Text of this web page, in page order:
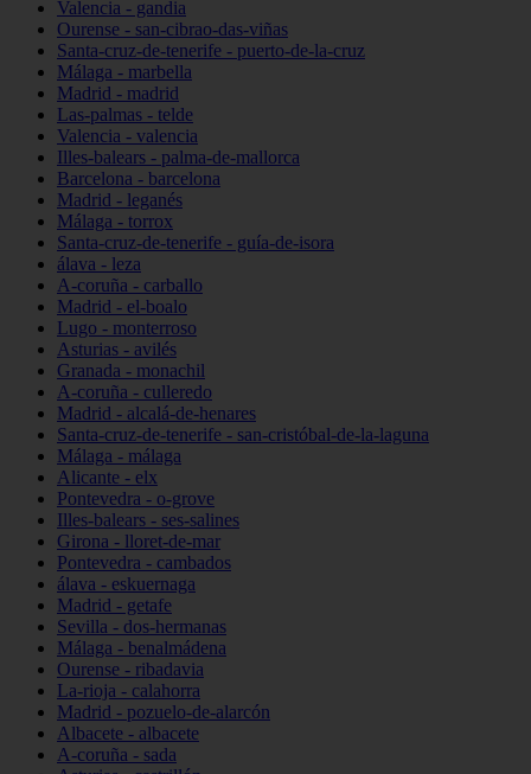
Valencia - gandia
Ourense - san-cibrao-das-viñas
Santa-cruz-de-tenerife - puerto-de-la-cruz
Málaga - marbella
Madrid - madrid
Las-palmas - telde
Valencia - valencia
Illes-balears - palma-de-mallorca
Barcelona - barcelona
Madrid - leganés
Málaga - torrox
Santa-cruz-de-tenerife - guía-de-isora
álava - leza
A-coruña - carballo
Madrid - el-boalo
Lugo - monterroso
Asturias - avilés
Granada - monachil
A-coruña - culleredo
Madrid - alcalá-de-henares
Santa-cruz-de-tenerife - san-cristóbal-de-la-laguna
Málaga - málaga
Alicante - elx
Pontevedra - o-grove
Illes-balears - ses-salines
Girona - lloret-de-mar
Pontevedra - cambados
álava - eskuernaga
Madrid - getafe
Sevilla - dos-hermanas
Málaga - benalmádena
Ourense - ribadavia
La-rioja - calahorra
Madrid - pozuelo-de-alarcón
Albacete - albacete
A-coruña - sada